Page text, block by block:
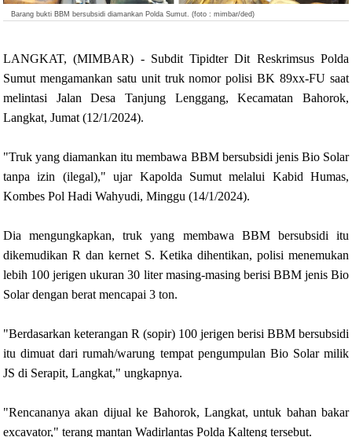
Barang bukti BBM bersubsidi diamankan Polda Sumut. (foto : mimbar/ded)
LANGKAT, (MIMBAR) - Subdit Tipidter Dit Reskrimsus Polda
Sumut mengamankan satu unit truk nomor polisi BK 89xx-FU saat
melintasi Jalan Desa Tanjung Lenggang, Kecamatan Bahorok,
Langkat, Jumat (12/1/2024).
"Truk yang diamankan itu membawa BBM bersubsidi jenis Bio Solar
tanpa izin (ilegal)," ujar Kapolda Sumut melalui Kabid Humas,
Kombes Pol Hadi Wahyudi, Minggu (14/1/2024).
Dia mengungkapkan, truk yang membawa BBM bersubsidi itu
dikemudikan R dan kernet S. Ketika dihentikan, polisi menemukan
lebih 100 jerigen ukuran 30 liter masing-masing berisi BBM jenis Bio
Solar dengan berat mencapai 3 ton.
"Berdasarkan keterangan R (sopir) 100 jerigen berisi BBM bersubsidi
itu dimuat dari rumah/warung tempat pengumpulan Bio Solar milik
JS di Serapit, Langkat," ungkapnya.
"Rencananya akan dijual ke Bahorok, Langkat, untuk bahan bakar
excavator," terang mantan Wadirlantas Polda Kalteng tersebut.